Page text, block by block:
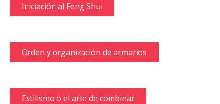
Iniciación al Feng Shui
Orden y organización de armarios
Estilismo o el arte de combinar